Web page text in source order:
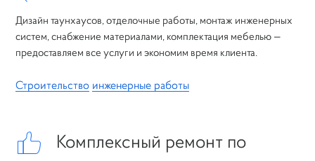
Дизайн таунхаусов, отделочные работы, монтаж инженерных
систем, снабжение материалами, комплектация мебелью —
предоставляем все услуги и экономим время клиента.
Строительство инженерные работы
Комплексный ремонт по